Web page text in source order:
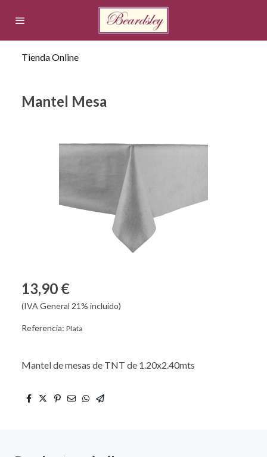
Tienda Online
Mantel Mesa
13,90 €
(IVA General 21% incluido)
Referencia: Plata
Mantel de mesas de TNT de 1.20x2.40mts